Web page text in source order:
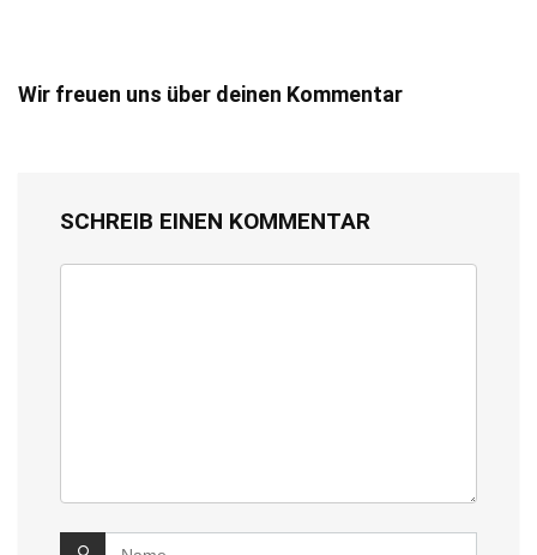
Wir freuen uns über deinen Kommentar
SCHREIB EINEN KOMMENTAR